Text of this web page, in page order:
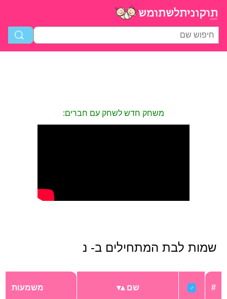
משחק חדש לשחק עם חברים:
שמות לבת המתחילים ב- נ
#
♂ שם משמעות